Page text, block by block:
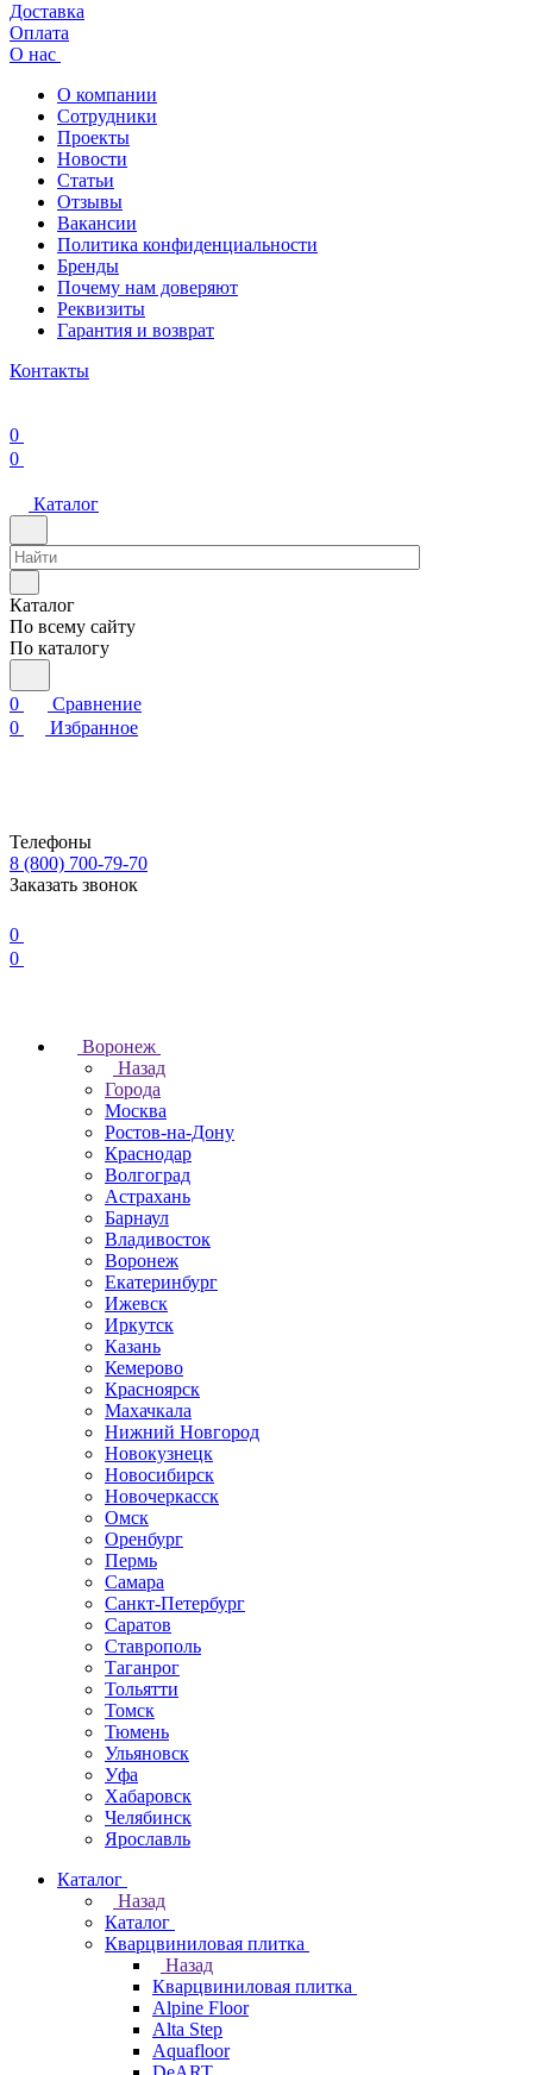
Доставка
Оплата
О нас
О компании
Сотрудники
Проекты
Новости
Статьи
Отзывы
Вакансии
Политика конфиденциальности
Бренды
Почему нам доверяют
Реквизиты
Гарантия и возврат
Контакты
0
0
Каталог
Каталог
По всему сайту
По каталогу
0
Сравнение
0
Избранное
Телефоны
8 (800) 700-79-70
Заказать звонок
0
0
Воронеж
Назад
Города
Москва
Ростов-на-Дону
Краснодар
Волгоград
Астрахань
Барнаул
Владивосток
Воронеж
Екатеринбург
Ижевск
Иркутск
Казань
Кемерово
Красноярск
Махачкала
Нижний Новгород
Новокузнецк
Новосибирск
Новочеркаcск
Омск
Оренбург
Пермь
Самара
Санкт-Петербург
Саратов
Ставрополь
Таганрог
Тольятти
Томск
Тюмень
Ульяновск
Уфа
Хабаровск
Челябинск
Ярославль
Каталог
Назад
Каталог
Кварцвиниловая плитка
Назад
Кварцвиниловая плитка
Alpine Floor
Alta Step
Aquafloor